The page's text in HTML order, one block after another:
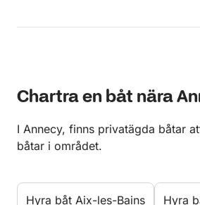
Chartra en båt nära
I Annecy, finns privatägda båtar
båtar i området.
Hyra båt Aix-les-Bains Hyra